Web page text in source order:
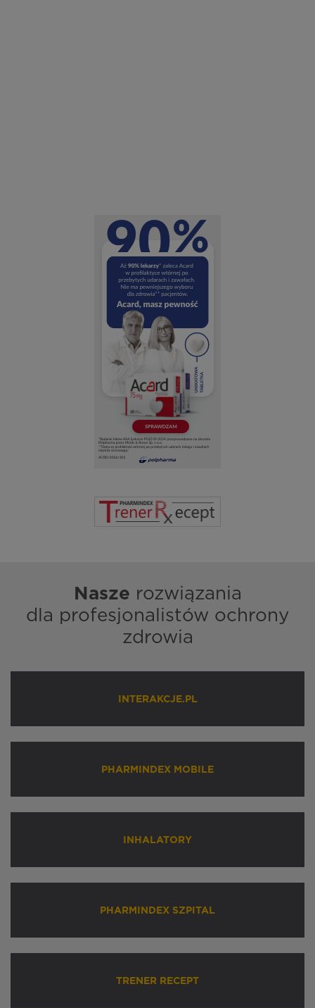
Nasze rozwiązania
dla profesjonalistów ochrony
zdrowia
INTERAKCJE.PL
PHARMINDEX MOBILE
INHALATORY
PHARMINDEX SZPITAL
TRENER RECEPT